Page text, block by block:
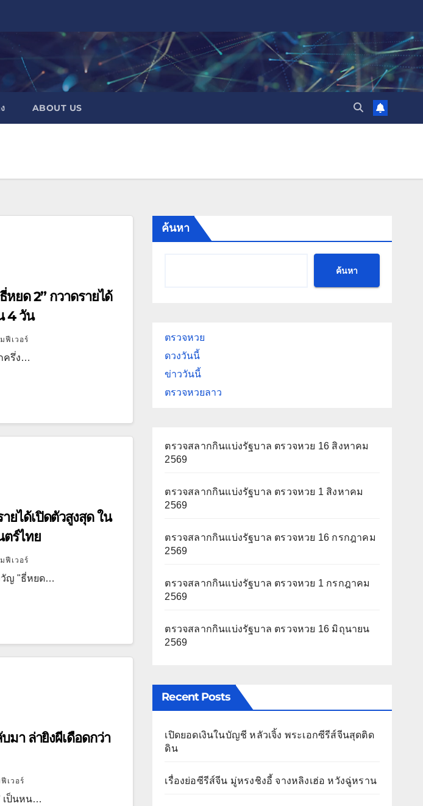
ABOUT US
หยด 2” กวาดรายได้
4 วัน
ฟีเวอร์
ครึ่ง…
ยได้เปิดตัวสูงสุด ใน
ตร์ไทย
ฟีเวอร์
วัญ "ธี่หยด…
มา ล่ายิงผีเดือดกว่า
เวอร์
เป็นหน…
ค้นหา
ค้นหา
ตรวจหวย
ดวงวันนี้
ข่าววันนี้
ตรวจหวยลาว
ตรวจสลากกินแบ่งรัฐบาล ตรวจหวย 16 สิงหาคม
2569
ตรวจสลากกินแบ่งรัฐบาล ตรวจหวย 1 สิงหาคม
2569
ตรวจสลากกินแบ่งรัฐบาล ตรวจหวย 16 กรกฎาคม
2569
ตรวจสลากกินแบ่งรัฐบาล ตรวจหวย 1 กรกฎาคม
2569
ตรวจสลากกินแบ่งรัฐบาล ตรวจหวย 16 มิถุนายน
2569
Recent Posts
เปิดยอดเงินในบัญชี หลัวเจิ้ง พระเอกซีรีส์จีนสุดติด
ดิน
เรื่องย่อซีรีส์จีน มู่หรงชิงอี้ จางหลิงเฮ่อ หวังฉู่หราน